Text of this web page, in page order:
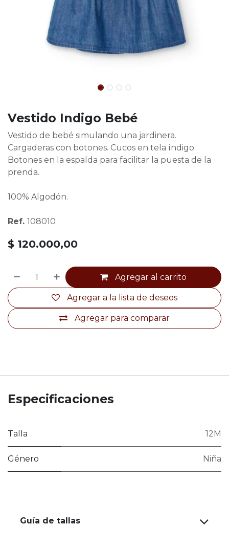
Vestido Indigo Bebé
Vestido de bebé simulando una jardinera.
Cargaderas con botones. Cucos en tela índigo.
Botones en la espalda para facilitar la puesta de la
prenda.
100% Algodón.
Ref. 108010
$ 120.000,00
Agregar al carrito
Agregar para comparar
Agregar a la lista de deseos
Especificaciones
Talla 12M
Género Niña
Guía de tallas